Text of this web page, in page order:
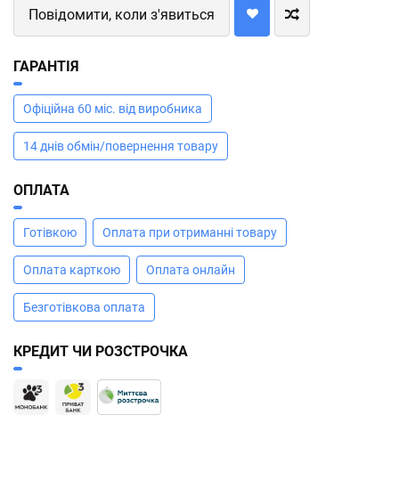
Повідомити, коли з'явиться
ГАРАНТІЯ
Офіційна 60 міс. від виробника
14 днів обмін/повернення товару
ОПЛАТА
Готівкою Оплата при отриманні товару
Оплата карткою Оплата онлайн
Безготівкова оплата
КРЕДИТ ЧИ РОЗСТРОЧКА